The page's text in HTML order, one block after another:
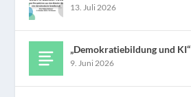
13. Juli 2026
„Demokratiebildung und KI“
9. Juni 2026